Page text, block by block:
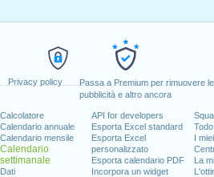
Privacy policy
Passa a Premium per rimuovere le
pubblicità e altro ancora
Calcolatore
Calendario annuale
Calendario mensile
Calendario
settimanale
Dati
API for developers
Esporta Excel standard
Esporta Excel
personalizzato
Esporta calendario PDF
Incorpora un widget
I
La